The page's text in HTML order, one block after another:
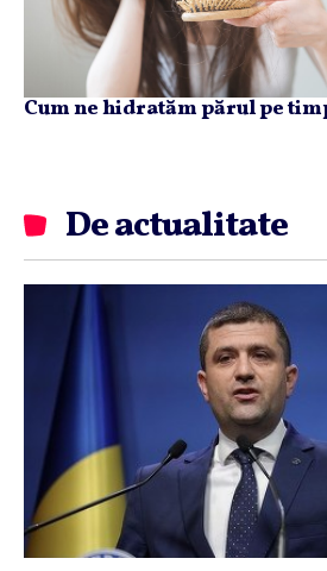
Cum ne hidratăm părul pe
De actualitate